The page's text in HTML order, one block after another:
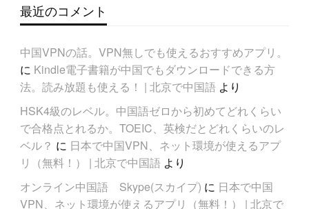
最近のコメント
中国VPNの話。VPN無しでも使えるおすすめアプリ。
に Kindle電子書籍が中国でもダウンロードできる方
法。読み放題も使える！ | 北京で中国語より
HSK4級のレベル。中国語ゼロから初めてどれくらい
で合格点とれるか。TOEIC、英検だとどれくらいのレ
ベル？ に 日本で中国VPN、ネット環境が使えるアプ
リ（無料！） | 北京で中国語より
オンライン中国語 Skype(スカイプ) に 日本で中国
VPN、ネット環境が使えるアプリ（無料！） | 北京で